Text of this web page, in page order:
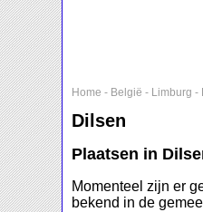
Home - België - Limburg -
Dilsen
Plaatsen in
Momenteel zijn er
bekend in de